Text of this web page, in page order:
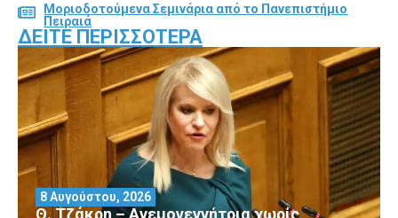
Μοριοδοτούμενα Σεμινάρια από το Πανεπιστήμιο
Πειραιά
ΔΕΊΤΕ ΠΕΡΙΣΣΌΤΕΡΑ
Θ. Τζάκρη – Ανεμογεννήτρια χωρίς
8 Αυγούστου, 2026